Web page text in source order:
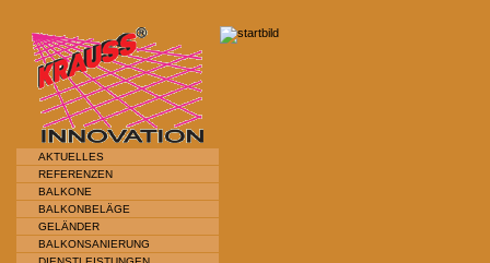
AKTUELLES
REFERENZEN
BALKONE
BALKONBELÄGE
GELÄNDER
BALKONSANIERUNG